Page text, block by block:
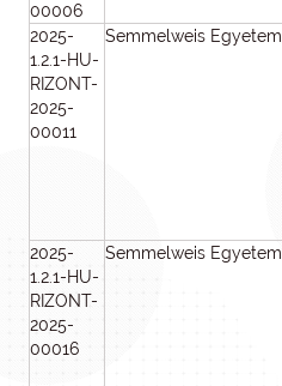
00006
2025-
1.2.1-HU-
RIZONT-
2025-
00011
Semmelweis Egyetem
2025-
1.2.1-HU-
RIZONT-
2025-
00016
Semmelweis Egyetem